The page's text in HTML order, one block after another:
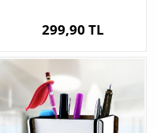
299,90 TL